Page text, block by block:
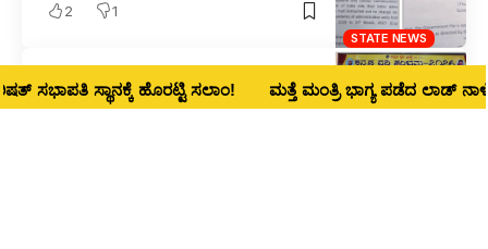
STATE NEWS
2 1
ಅರ್ಥಪೂರ್ಣ ಮೊದಲ ಕನ್ನಡ ಧ್ವನಿ ಸಂಭ್ರಮ
ಸ್ಥಾನಕ್ಕೆ ಹೊರಟ್ಟಿ ಸಲಾಂ! ಮತ್ತೆ ಮಂತ್ರಿ ಭಾಗ್ಯ ಪಡೆದ ಲಾಡ್‌ ನಾಳೆ